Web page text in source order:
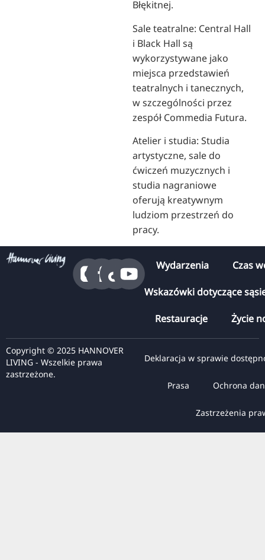
Błękitnej.
Sale teatralne: Central Hall
i Black Hall są
wykorzystywane jako
miejsca przedstawień
teatralnych i tanecznych,
w szczególności przez
zespół Commedia Futura.
Atelier i studia: Studia
artystyczne, sale do
ćwiczeń muzycznych i
studia nagraniowe
oferują kreatywnym
ludziom przestrzeń do
pracy.
Wydarzenia Czas
Wskazówki dotyczące
Restauracje Życie
Copyright © 2025 HANNOVER
LIVING - Wszelkie prawa
zastrzeżone.
Deklaracja w sprawie
Prasa Ochrona
Zastrzeżenia